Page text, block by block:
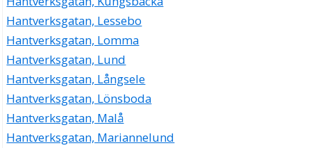
Hantverksgatan, Lessebo
Hantverksgatan, Lomma
Hantverksgatan, Lund
Hantverksgatan, Långsele
Hantverksgatan, Lönsboda
Hantverksgatan, Malå
Hantverksgatan, Mariannelund